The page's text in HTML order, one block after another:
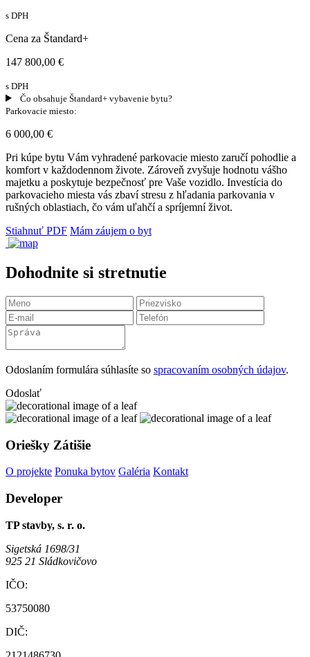
s DPH
Cena za Štandard+
147 800,00 €
s DPH
Čo obsahuje Štandard+ vybavenie bytu?
Parkovacie miesto:
6 000,00 €
Pri kúpe bytu Vám vyhradené parkovacie miesto zaručí pohodlie a
komfort v každodennom živote. Zároveň zvyšuje hodnotu vášho
majetku a poskytuje bezpečnosť pre Vaše vozidlo. Investícia do
parkovacieho miesta vás zbaví stresu z hľadania parkovania v
rušných oblastiach, čo vám uľahčí a spríjemní život.
Stiahnuť PDF Mám záujem o byt
Dohodnite si stretnutie
Odoslaním formulára súhlasíte so spracovaním osobných údajov.
Odoslať
Oriešky Zátišie
O projekte Ponuka bytov Galéria Kontakt
Developer
TP stavby, s. r. o.
Sigetská 1698/31
925 21 Sládkovičovo
IČO:
53750080
DIČ: